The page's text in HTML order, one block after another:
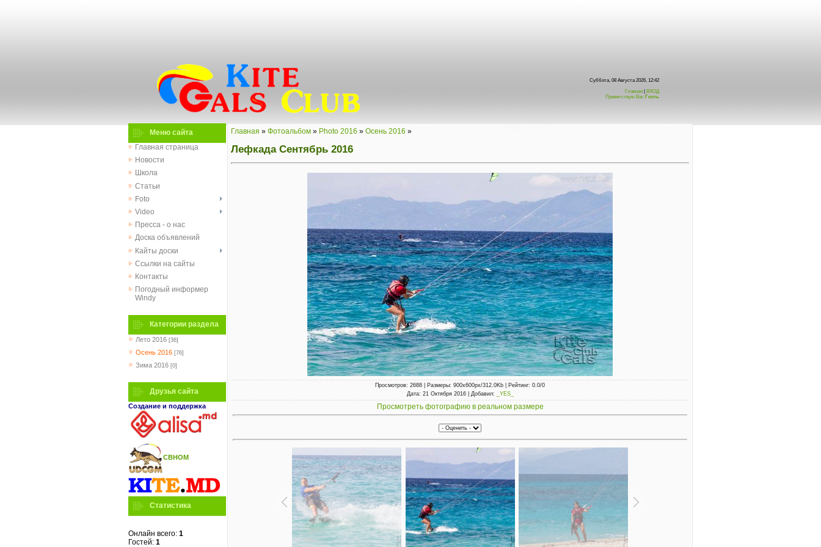
Суббота, 08 Августа 2026, 12:42
Главная
ВХОД
Приветствую Вас Гость
Меню сайта
Главная страница
Новости
Школа
Статьи
Foto
Video
Пресса - о нас
Доска объявлений
Кайты доски
Ссылки на сайты
Контакты
Погодный информер
Windy
Категории раздела
Лето 2016 [36]
Осень 2016 [76]
Зима 2016 [0]
Друзья сайта
Создание и поддержка
СВНОМ
Статистика
Онлайн всего: 1
Гостей: 1
Главная » Фотоальбом » Photo 2016 » Осень 2016 »
Лефкада Сентябрь 2016
Просмотров: 2688 | Размеры: 900x600px/312.0Kb | Рейтинг: 0.0/0
Дата: 21 Октября 2016 | Добавил: _YES_
Просмотреть фотографию в реальном размере